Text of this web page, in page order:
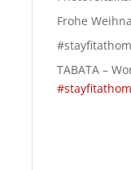
Frohe
TABATA –